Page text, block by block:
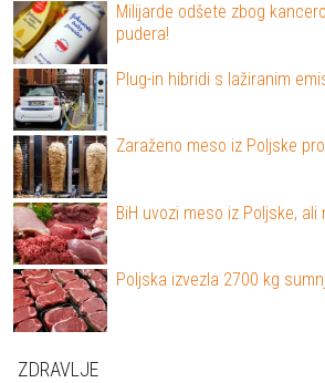
Milijarde odšete zbog
pudera!
Plug-in hibridi s lažiranim
Zaraženo meso iz Poljske
BiH uvozi meso iz Poljske, ali
Poljska izvezla 2700 kg
ZDRAVLJE